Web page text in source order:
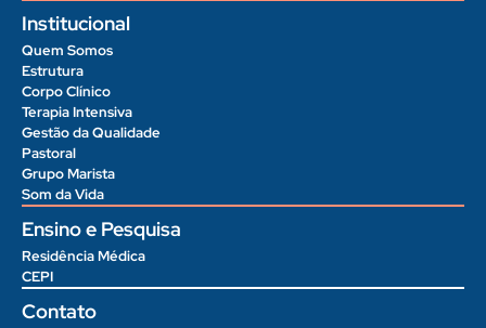
Institucional
Quem Somos
Estrutura
Corpo Clínico
Terapia Intensiva
Gestão da Qualidade
Pastoral
Grupo Marista
Som da Vida
Ensino e Pesquisa
Residência Médica
CEPI
Contato